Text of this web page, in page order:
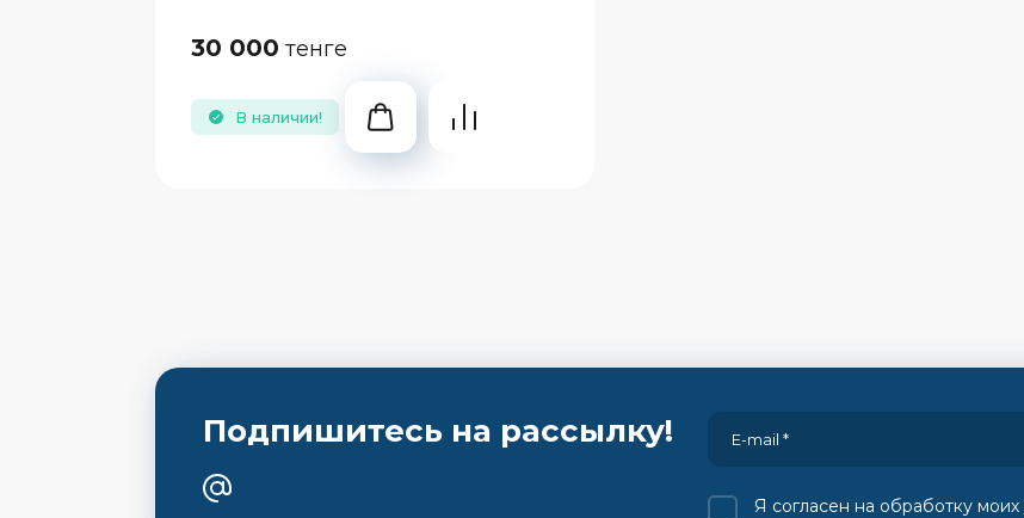
30 000 тенге
В наличии!
Подпишитесь на рассылку!
Я согласен на обработку моих